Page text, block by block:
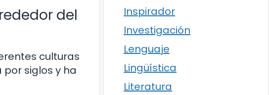
del
culturas
siglos y ha
Inspirador
Investigación
Lenguaje
Lingüística
Literatura